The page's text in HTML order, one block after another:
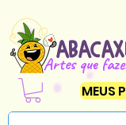
Artes que
MEUS